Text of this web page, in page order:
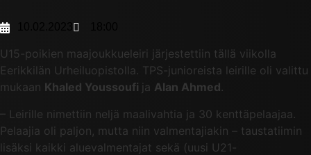
U15-poikien maajoukkueleiri järjestettiin tällä viikolla
Eerikkilän Urheiluopistolla. TPS-junioreista leirille oli valittu
mukaan Khaled Youssoufi ja Alan Ahmed.
– Leirille nimettiin neljä maalivahtia ja 30 kenttäpelaajaa.
Pelaajia oli paljon, mutta niin valmentajiakin – taustatiimin
lisäksi kaikki aluevalmentajat sekä (uusi U21-